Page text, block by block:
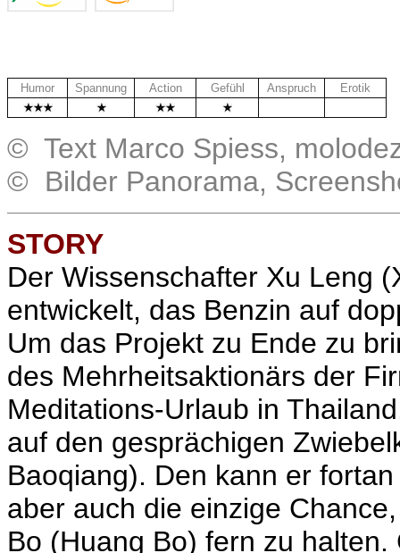
Humor Spannung Action Gefühl Anspruch
Erotik
© Text Marco Spiess,
© Bilder Panorama,
STORY
Der Wissenschafter Xu Leng
entwickelt, das Benzin auf
Um das Projekt zu Ende zu
des Mehrheitsaktionärs der
Meditations-Urlaub in
auf den gesprächigen
Baoqiang). Den kann er
aber auch die einzige
Bo (Huang Bo) fern zu